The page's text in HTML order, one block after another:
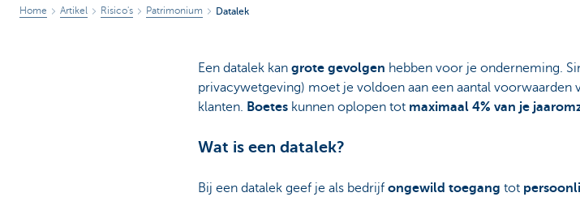
Home Artikel Risico's Patrimonium Datalek
Een datalek kan grote gevolgen hebben voor je onderneming.
privacywetgeving) moet je voldoen aan een aantal
klanten. Boetes kunnen oplopen tot maximaal 4% van je
Wat is een datalek?
Bij een datalek geef je als bedrijf ongewild toegang tot